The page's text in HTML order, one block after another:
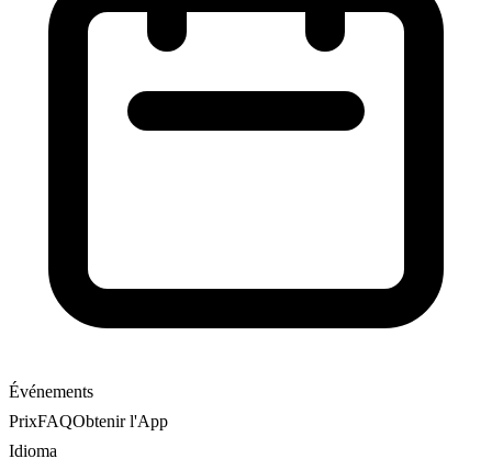
Événements
PrixFAQObtenir l'App
Idioma